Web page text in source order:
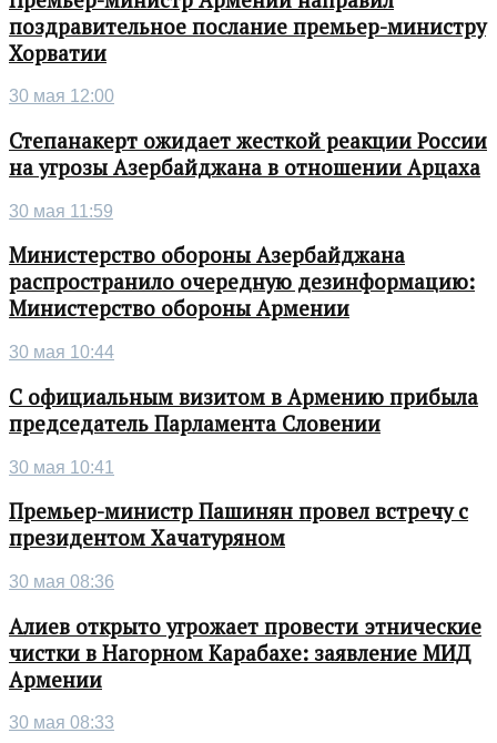
поздравительное послание премьер-министру
Хорватии
30 мая 12:00
Степанакерт ожидает жесткой реакции России
на угрозы Азербайджана в отношении Арцаха
30 мая 11:59
Министерство обороны Азербайджана
распространило очередную дезинформацию:
Министерство обороны Армении
30 мая 10:44
С официальным визитом в Армению прибыла
председатель Парламента Словении
30 мая 10:41
Премьер-министр Пашинян провел встречу с
президентом Хачатуряном
30 мая 08:36
Алиев открыто угрожает провести этнические
чистки в Нагорном Карабахе: заявление МИД
Армении
30 мая 08:33